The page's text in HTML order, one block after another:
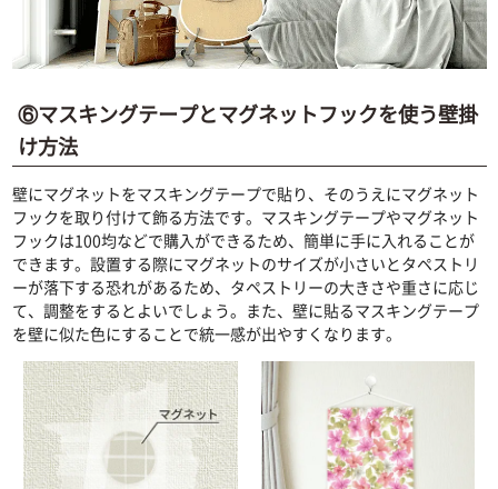
⑥マスキングテープとマグネットフックを使う壁掛
け方法
壁にマグネットをマスキングテープで貼り、そのうえにマグネット
フックを取り付けて飾る方法です。マスキングテープやマグネット
フックは100均などで購入ができるため、簡単に手に入れることが
できます。設置する際にマグネットのサイズが小さいとタペストリ
ーが落下する恐れがあるため、タペストリーの大きさや重さに応じ
て、調整をするとよいでしょう。また、壁に貼るマスキングテープ
を壁に似た色にすることで統一感が出やすくなります。